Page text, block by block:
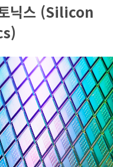
닉스 (Silicon